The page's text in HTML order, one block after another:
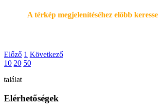
A térkép megjelenítéséhez elöbb
Előző 1 Következő
10 20 50
találat
Elérhetőségek